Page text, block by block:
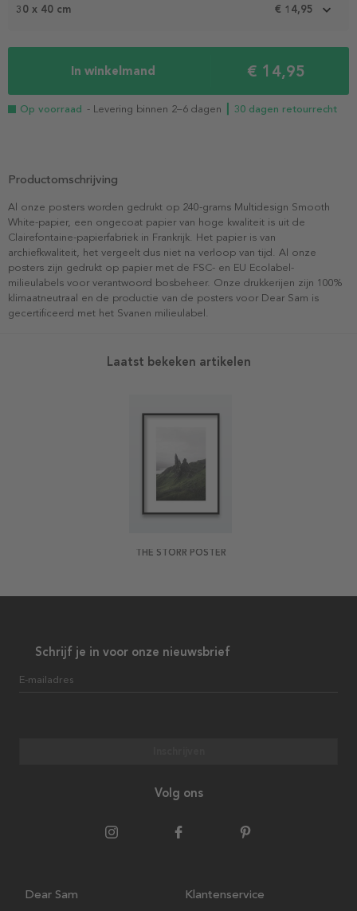
30 x 40 cm € 14,95
In winkelmand € 14,95
Op voorraad - Levering binnen 2–6 dagen ┃ 30 dagen retourrecht
Productomschrijving
Al onze posters worden gedrukt op 240-grams Multidesign Smooth
White-papier, een ongecoat papier van hoge kwaliteit is uit de
Clairefontaine-papierfabriek in Frankrijk. Het papier is van
archiefkwaliteit, het vergeelt dus niet na verloop van tijd. Al onze
posters zijn gedrukt op papier met de FSC- en EU Ecolabel-
milieulabels voor verantwoord bosbeheer. Onze drukkerijen zijn 100%
klimaatneutraal en de productie van de posters voor Dear Sam is
gecertificeerd met het Svanen milieulabel.
Laatst bekeken artikelen
THE STORR POSTER
Schrijf je in voor onze nieuwsbrief
E-mailadres
Volg ons
Dear Sam Klantenservice